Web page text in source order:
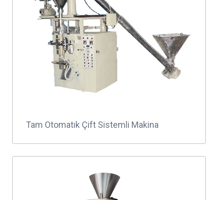
Tam Otomatık Çift Sistemli Makina